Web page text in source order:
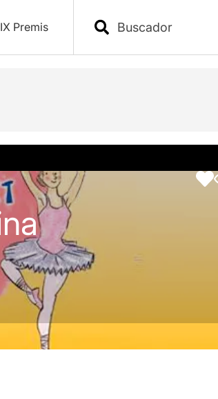
Premis